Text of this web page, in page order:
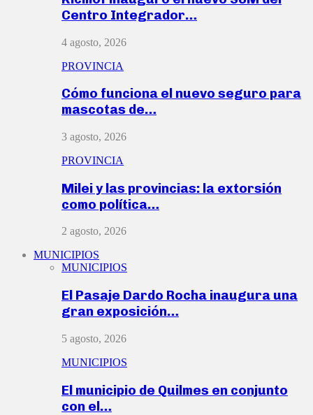
Centro Integrador…
4 agosto, 2026
PROVINCIA
Cómo funciona el nuevo seguro para
mascotas de…
3 agosto, 2026
PROVINCIA
Milei y las provincias: la extorsión
como política…
2 agosto, 2026
MUNICIPIOS
MUNICIPIOS
El Pasaje Dardo Rocha inaugura una
gran exposición…
5 agosto, 2026
MUNICIPIOS
El municipio de Quilmes en conjunto
con el…